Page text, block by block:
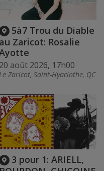
5à7 Trou du Diable
au Zaricot: Rosalie
20 août 2026, 17h00
Le Zaricot, Saint-Hyacinthe, QC
3 pour 1: ARIELL,